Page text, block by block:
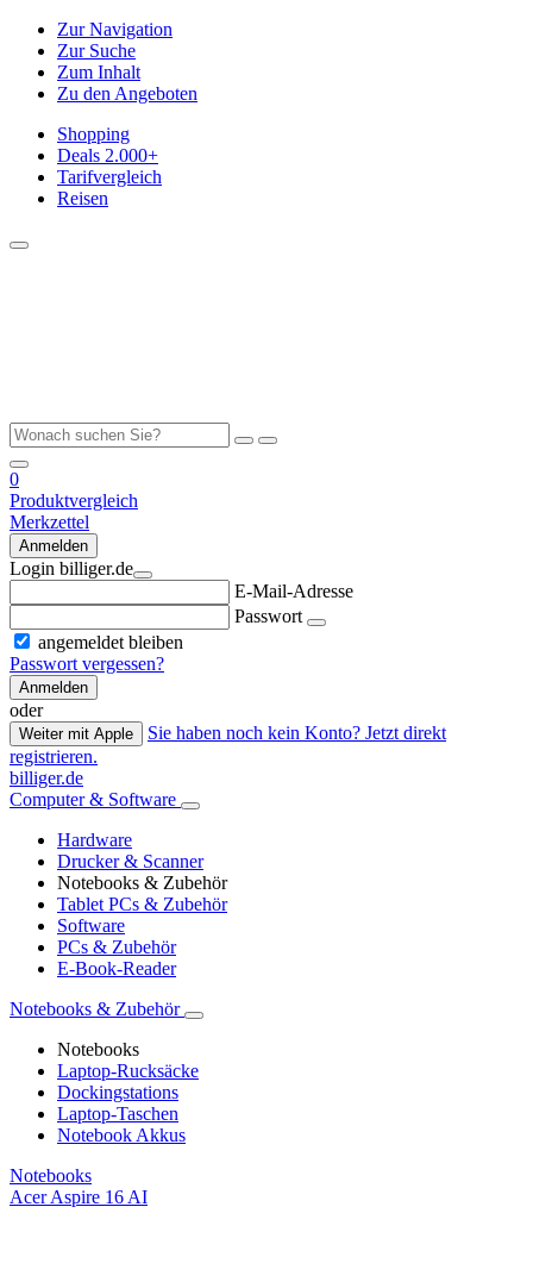
Zur Navigation
Zur Suche
Zum Inhalt
Zu den Angeboten
Shopping
Deals 2.000+
Tarifvergleich
Reisen
0
Produktvergleich
Merkzettel
Anmelden
Login billiger.de
E-Mail-Adresse
Passwort
angemeldet bleiben
Passwort vergessen?
Anmelden
oder
Weiter mit Apple
Sie haben noch kein Konto? Jetzt direkt
registrieren.
billiger.de
Computer & Software
Hardware
Drucker & Scanner
Notebooks & Zubehör
Tablet PCs & Zubehör
Software
PCs & Zubehör
E-Book-Reader
Notebooks & Zubehör
Notebooks
Laptop-Rucksäcke
Dockingstations
Laptop-Taschen
Notebook Akkus
Notebooks
Acer Aspire 16 AI